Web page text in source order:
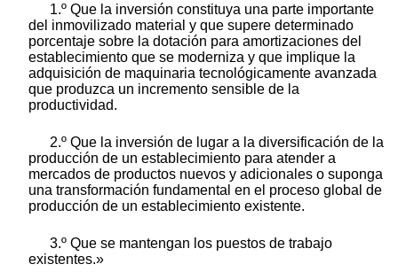
1.º Que la inversión constituya una parte importante
del inmovilizado material y que supere determinado
porcentaje sobre la dotación para amortizaciones del
establecimiento que se moderniza y que implique la
adquisición de maquinaria tecnológicamente avanzada
que produzca un incremento sensible de la
productividad.
2.º Que la inversión de lugar a la diversificación de la
producción de un establecimiento para atender a
mercados de productos nuevos y adicionales o suponga
una transformación fundamental en el proceso global de
producción de un establecimiento existente.
3.º Que se mantengan los puestos de trabajo
existentes.»